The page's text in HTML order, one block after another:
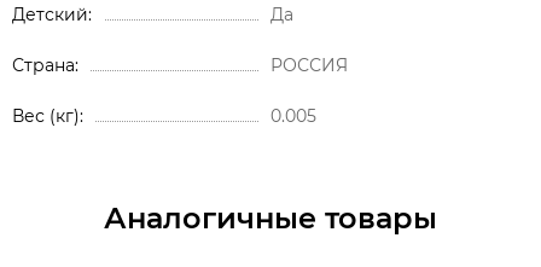
Детский Да
Страна РОССИЯ
Вес (кг) 0.005
Аналогичные товары